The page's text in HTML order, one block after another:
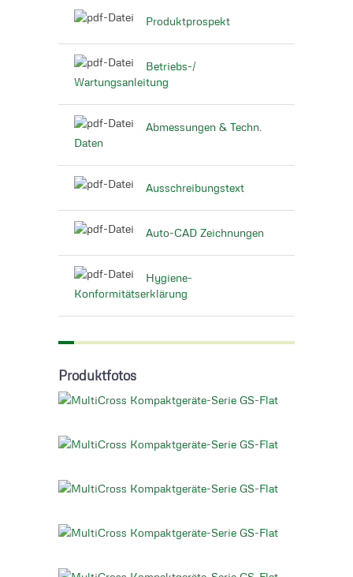
Produktprospekt
Betriebs-/
Wartungsanleitung
Abmessungen & Techn.
Daten
Ausschreibungstext
Auto-CAD Zeichnungen
Hygiene-
Konformitätserklärung
Produktfotos